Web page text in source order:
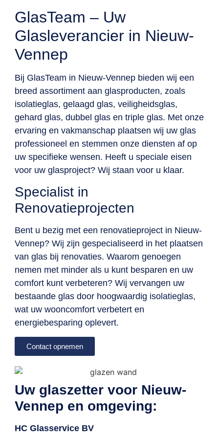
GlasTeam – Uw
Glasleverancier in Nieuw-
Vennep
Bij GlasTeam in Nieuw-Vennep bieden wij een
breed assortiment aan glasproducten, zoals
isolatieglas, gelaagd glas, veiligheidsglas,
gehard glas, dubbel glas en triple glas. Met onze
ervaring en vakmanschap plaatsen wij uw glas
professioneel en stemmen onze diensten af op
uw specifieke wensen. Heeft u speciale eisen
voor uw glasproject? Wij staan voor u klaar.
Specialist in
Renovatieprojecten
Bent u bezig met een renovatieproject in Nieuw-
Vennep? Wij zijn gespecialiseerd in het plaatsen
van glas bij renovaties. Waarom genoegen
nemen met minder als u kunt besparen en uw
comfort kunt verbeteren? Wij vervangen uw
bestaande glas door hoogwaardig isolatieglas,
wat uw wooncomfort verbetert en
energiebesparing oplevert.
Contact opnemen
Uw glaszetter voor Nieuw-
Vennep en omgeving:
HC Glasservice BV